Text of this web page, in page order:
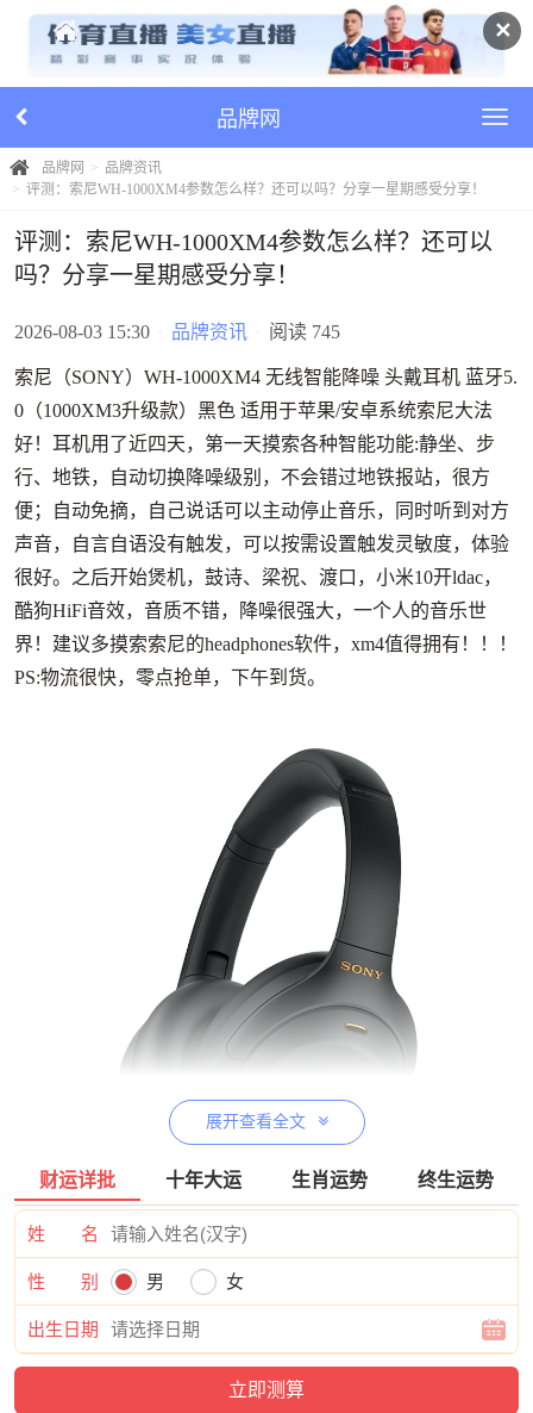
✕
品牌网
品牌网
品牌资讯
评测：索尼WH-1000XM4参数怎么样？还可以吗？分享一星期感受分享！
评测：索尼WH-1000XM4参数怎么样？还可以
吗？分享一星期感受分享！
2026-08-03 15:30 品牌资讯 阅读 745
索尼（SONY）WH-1000XM4 无线智能降噪 头戴耳机 蓝牙5.
0（1000XM3升级款）黑色 适用于苹果/安卓系统索尼大法
好！耳机用了近四天，第一天摸索各种智能功能:静坐、步
行、地铁，自动切换降噪级别，不会错过地铁报站，很方
便；自动免摘，自己说话可以主动停止音乐，同时听到对方
声音，自言自语没有触发，可以按需设置触发灵敏度，体验
很好。之后开始煲机，鼓诗、梁祝、渡口，小米10开ldac，
酷狗HiFi音效，音质不错，降噪很强大，一个人的音乐世
界！建议多摸索索尼的headphones软件，xm4值得拥有！！！
PS:物流很快，零点抢单，下午到货。
索尼WH-1000XM4价格参考：
索尼（SONY）WH-1000XM4 无线智能降噪 头戴耳机 蓝牙5.
0（1000XM3升级款）黑色 适用于苹果/安卓系统活动到手价
格1799元【查看最近优惠活动】
展开查看全文
财运详批 十年大运 生肖运势 终生运势
姓 名
性 别 男 女
出生日期